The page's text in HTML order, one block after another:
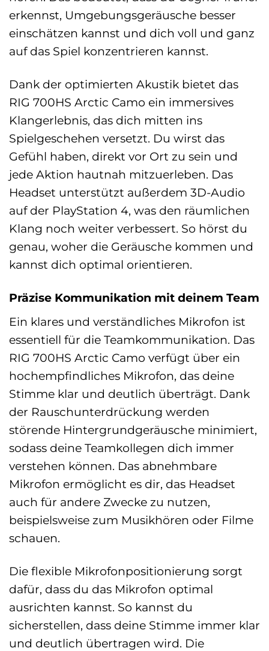
erkennst, Umgebungsgeräusche besser
einschätzen kannst und dich voll und ganz
auf das Spiel konzentrieren kannst.
Dank der optimierten Akustik bietet das
RIG 700HS Arctic Camo ein immersives
Klangerlebnis, das dich mitten ins
Spielgeschehen versetzt. Du wirst das
Gefühl haben, direkt vor Ort zu sein und
jede Aktion hautnah mitzuerleben. Das
Headset unterstützt außerdem 3D-Audio
auf der PlayStation 4, was den räumlichen
Klang noch weiter verbessert. So hörst du
genau, woher die Geräusche kommen und
kannst dich optimal orientieren.
Präzise Kommunikation mit deinem Team
Ein klares und verständliches Mikrofon ist
essentiell für die Teamkommunikation. Das
RIG 700HS Arctic Camo verfügt über ein
hochempfindliches Mikrofon, das deine
Stimme klar und deutlich überträgt. Dank
der Rauschunterdrückung werden
störende Hintergrundgeräusche minimiert,
sodass deine Teamkollegen dich immer
verstehen können. Das abnehmbare
Mikrofon ermöglicht es dir, das Headset
auch für andere Zwecke zu nutzen,
beispielsweise zum Musikhören oder Filme
schauen.
Die flexible Mikrofonpositionierung sorgt
dafür, dass du das Mikrofon optimal
ausrichten kannst. So kannst du
sicherstellen, dass deine Stimme immer klar
und deutlich übertragen wird. Die